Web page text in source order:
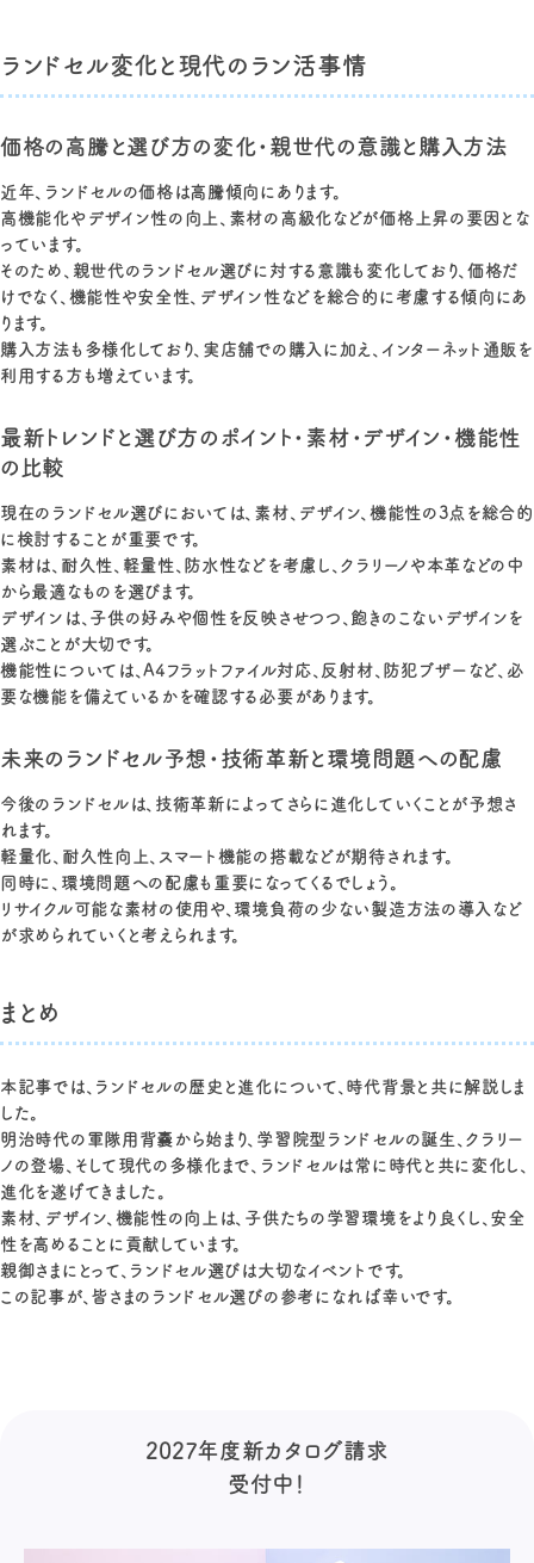
ランドセル変化と現代のラン活事情
価格の高騰と選び方の変化・親世代の意識と購入方法
近年、ランドセルの価格は高騰傾向にあります。
高機能化やデザイン性の向上、素材の高級化などが価格上昇の要因とな
っています。
そのため、親世代のランドセル選びに対する意識も変化しており、価格だ
けでなく、機能性や安全性、デザイン性などを総合的に考慮する傾向にあ
ります。
購入方法も多様化しており、実店舗での購入に加え、インターネット通販を
利用する方も増えています。
最新トレンドと選び方のポイント・素材・デザイン・機能性
の比較
現在のランドセル選びにおいては、素材、デザイン、機能性の3点を総合的
に検討することが重要です。
素材は、耐久性、軽量性、防水性などを考慮し、クラリーノや本革などの中
から最適なものを選びます。
デザインは、子供の好みや個性を反映させつつ、飽きのこないデザインを
選ぶことが大切です。
機能性については、A4フラットファイル対応、反射材、防犯ブザーなど、必
要な機能を備えているかを確認する必要があります。
未来のランドセル予想・技術革新と環境問題への配慮
今後のランドセルは、技術革新によってさらに進化していくことが予想さ
れます。
軽量化、耐久性向上、スマート機能の搭載などが期待されます。
同時に、環境問題への配慮も重要になってくるでしょう。
リサイクル可能な素材の使用や、環境負荷の少ない製造方法の導入など
が求められていくと考えられます。
まとめ
本記事では、ランドセルの歴史と進化について、時代背景と共に解説しま
した。
明治時代の軍隊用背嚢から始まり、学習院型ランドセルの誕生、クラリー
ノの登場、そして現代の多様化まで、ランドセルは常に時代と共に変化し、
進化を遂げてきました。
素材、デザイン、機能性の向上は、子供たちの学習環境をより良くし、安全
性を高めることに貢献しています。
親御さまにとって、ランドセル選びは大切なイベントです。
この記事が、皆さまのランドセル選びの参考になれば幸いです。
2027年度新カタログ請求
受付中！